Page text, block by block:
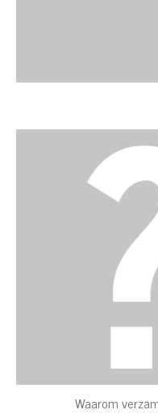
Waarom